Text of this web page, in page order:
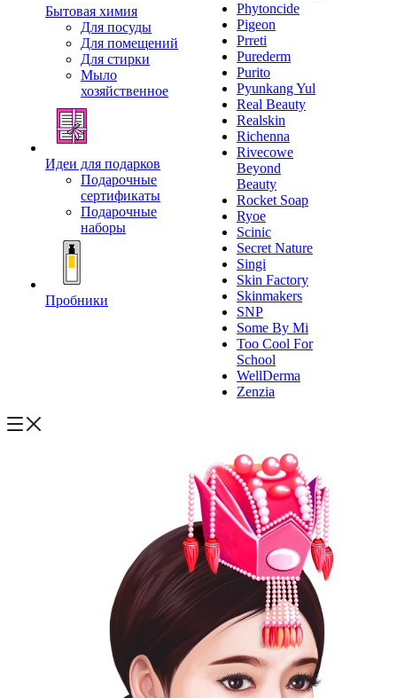
Бытовая химия
Для посуды
Для помещений
Для стирки
Мыло
хозяйственное
Идеи для подарков
Подарочные
сертификаты
Подарочные
наборы
Пробники
Phytoncide
Pigeon
Prreti
Purederm
Purito
Pyunkang Yul
Real Beauty
Realskin
Richenna
Rivecowe
Beyond
Beauty
Rocket Soap
Ryoe
Scinic
Secret Nature
Singi
Skin Factory
Skinmakers
SNP
Some By Mi
Too Cool For
School
WellDerma
Zenzia